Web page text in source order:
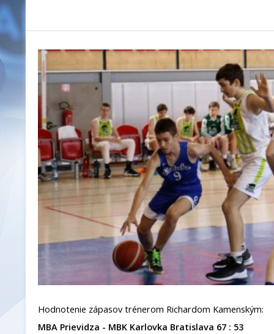
Hodnotenie zápasov trénerom Richardom Kamenským:
MBA Prievidza - MBK Karlovka Bratislava 67 : 53